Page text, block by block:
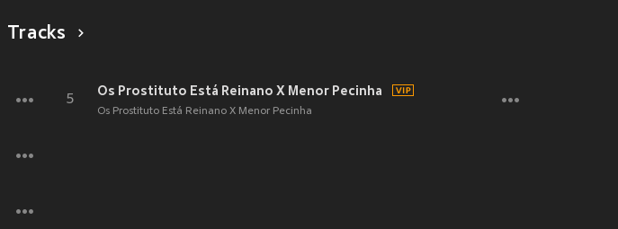
Tracks
5
Os Prostituto Está Reinano X Menor Pecinha
Os Prostituto Está Reinano X Menor Pecinha